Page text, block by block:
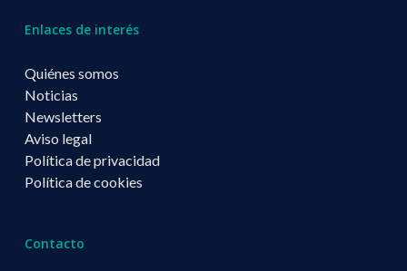
Enlaces de interés
Quiénes somos
Noticias
Newsletters
Aviso legal
Política de privacidad
Política de cookies
Contacto